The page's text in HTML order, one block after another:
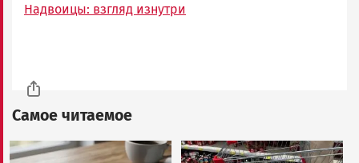
Надвоицы: взгляд изнутри
Самое читаемое
Image Image